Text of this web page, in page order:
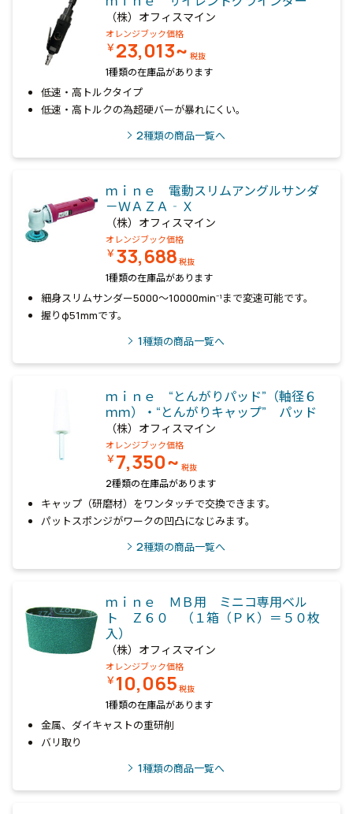
（株）オフィスマイン
オレンジブック価格
￥23,013~ 税抜
1種類の在庫品があります
低速・高トルクタイプ
低速・高トルクの為超硬バーが暴れにくい。
2種類の商品一覧へ
ｍｉｎｅ 電動スリムアングルサンダ
－ＷＡＺＡ‐Ｘ
（株）オフィスマイン
オレンジブック価格
￥33,688 税抜
1種類の在庫品があります
細身スリムサンダー5000～10000min⁻¹まで変速可能です。
握りφ51mmです。
1種類の商品一覧へ
ｍｉｎｅ “とんがりパッド”（軸径６
ｍｍ）・“とんがりキャップ” パッド
（株）オフィスマイン
オレンジブック価格
￥7,350~ 税抜
2種類の在庫品があります
キャップ（研磨材）をワンタッチで交換できます。
パットスポンジがワークの凹凸になじみます。
2種類の商品一覧へ
ｍｉｎｅ ＭＢ用 ミニコ専用ベル
ト Ｚ６０ （１箱（ＰＫ）＝５０枚
入）
（株）オフィスマイン
オレンジブック価格
￥10,065 税抜
1種類の在庫品があります
金属、ダイキャストの重研削
バリ取り
1種類の商品一覧へ